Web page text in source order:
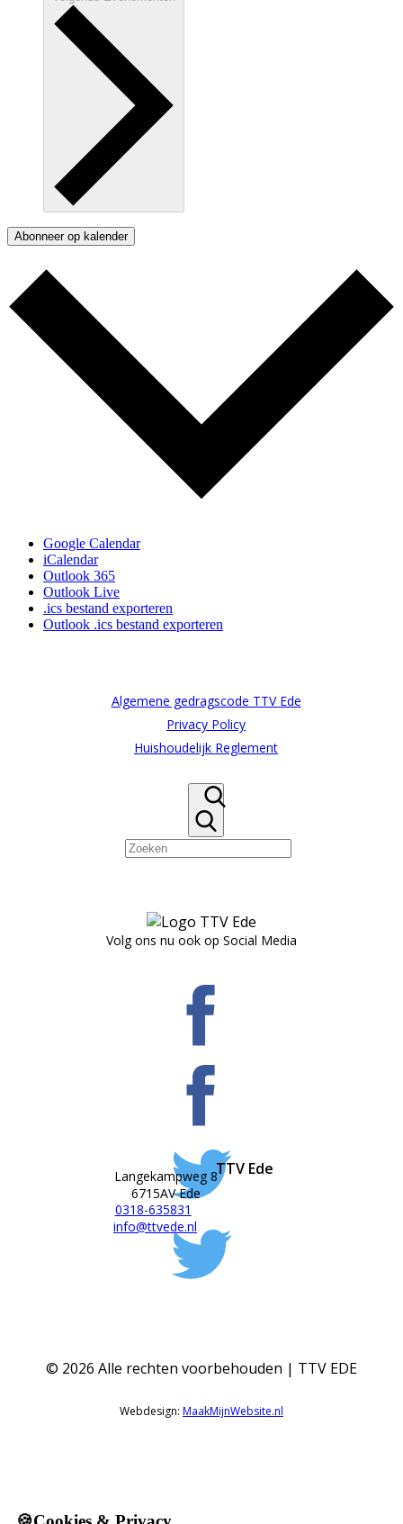
Abonneer op kalender
Google Calendar
iCalendar
Outlook 365
Outlook Live
.ics bestand exporteren
Outlook .ics bestand exporteren
Algemene gedragscode TTV Ede
Privacy Policy
Huishoudelijk Reglement
Volg ons nu ook op Social Media
TTV Ede
Langekampweg 8
6715AV Ede
0318-635831
info@ttvede.nl
© 2026 Alle rechten voorbehouden | TTV EDE
Webdesign: MaakMijnWebsite.nl